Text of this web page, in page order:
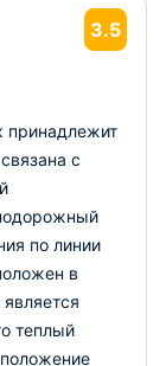
3.5
принадлежит
с
по линии
в
теплый